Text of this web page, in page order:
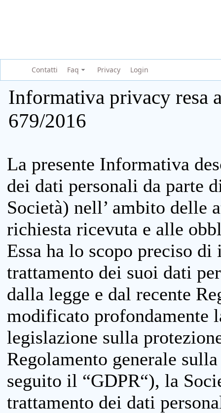
Contatti Faq Privacy Login
Informativa privacy resa
679/2016
La presente Informativa
dei dati personali da parte
Società) nell’ ambito delle
richiesta ricevuta e alle
Essa ha lo scopo preciso
trattamento dei suoi dati
dalla legge e dal recente
modificato profondamente
legislazione sulla
Regolamento generale
seguito il “GDPR“), la
trattamento dei dati